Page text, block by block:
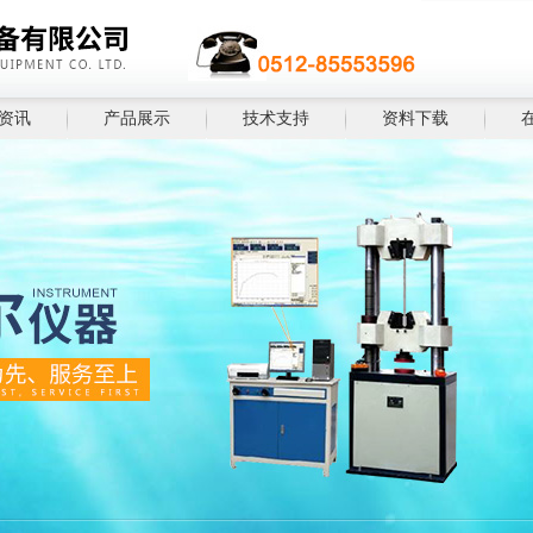
讯 产品展示 技术支持 资料下载